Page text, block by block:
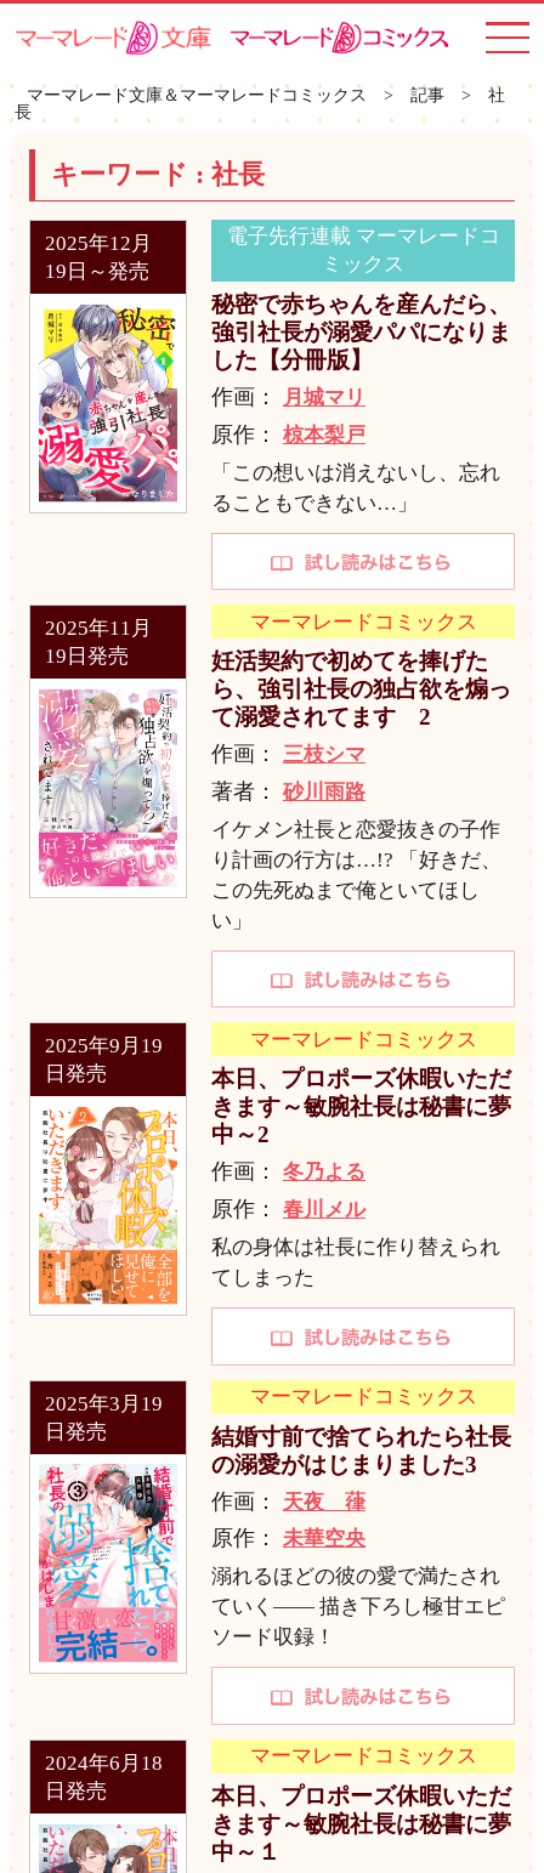
toggle
マーマレード文庫＆マーマレードコミックス
> 記事 >
社
長
キーワード :社長
2025年12月
19日～発売
電子先行連載 マーマレードコ
ミックス
秘密で赤ちゃんを産んだら、
強引社長が溺愛パパになりま
した【分冊版】
作画： 月城マリ
原作： 椋本梨戸
「この想いは消えないし、忘れ
ることもできない…」
2025年11月
19日発売
マーマレードコミックス
妊活契約で初めてを捧げた
ら、強引社長の独占欲を煽っ
て溺愛されてます 2
作画： 三枝シマ
著者： 砂川雨路
イケメン社長と恋愛抜きの子作
り計画の行方は…!? 「好きだ、
この先死ぬまで俺といてほし
い」
2025年9月19
日発売
マーマレードコミックス
本日、プロポーズ休暇いただ
きます～敏腕社長は秘書に夢
中～2
作画： 冬乃よる
原作： 春川メル
私の身体は社長に作り替えられ
てしまった
2025年3月19
日発売
マーマレードコミックス
結婚寸前で捨てられたら社長
の溺愛がはじまりました3
作画： 天夜 葎
原作： 未華空央
溺れるほどの彼の愛で満たされ
ていく―― 描き下ろし極甘エピ
ソード収録！
2024年6月18
日発売
マーマレードコミックス
本日、プロポーズ休暇いただ
きます～敏腕社長は秘書に夢
中～１